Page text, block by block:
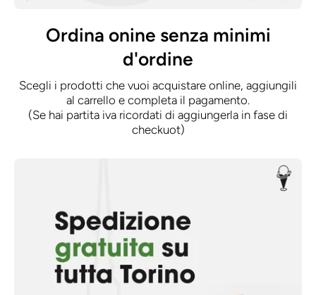
Ordina onine senza minimi
d'ordine
Scegli i prodotti che vuoi acquistare online, aggiungili
al carrello e completa il pagamento.
(Se hai partita iva ricordati di aggiungerla in fase di
checkuot)